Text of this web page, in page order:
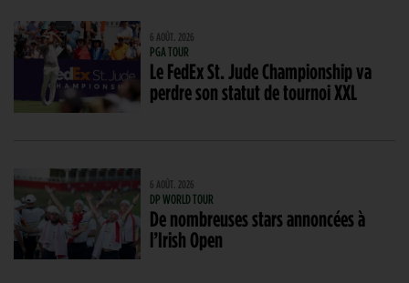
6 AOÛT. 2026
PGA TOUR
Le FedEx St. Jude Championship va
perdre son statut de tournoi XXL
6 AOÛT. 2026
DP WORLD TOUR
De nombreuses stars annoncées à
l’Irish Open